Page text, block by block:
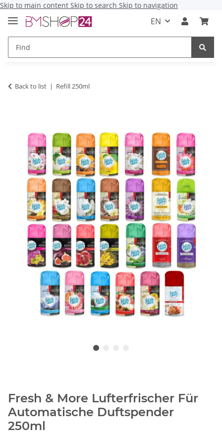
Skip to main content Skip to search Skip to navigation
EN
Back to list Refill 250ml
Fresh & More Lufterfrischer Für
Automatische Duftspender
250ml